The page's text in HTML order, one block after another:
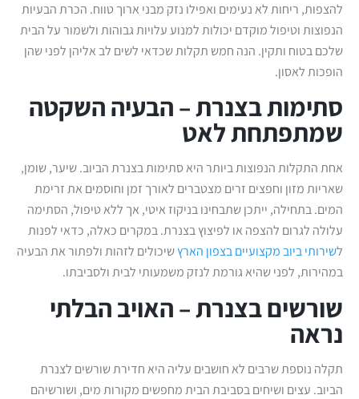
להצפות, ריחות לא נעימים ואפילו נזק מבני ארוך טווח. הכרת הבעיות
הנפוצות וטיפול מוקדם יכולות למנוע עלויות גבוהות ולשמור על הבית
שלכם בטוח ותקין. הנה חמש תקלות שכדאי לשים לב אליהן לפני שהן
הופכות לאסון.
סתימות בצנרת – הבעיה השקטה
שמתפתחת לאט
אחת התקלות הנפוצות ביותר היא סתימות בצנרת הביוב. שיער, שומן,
שאריות מזון וחפצים זרים מצטברים לאורך זמן וחוסמים את זרימת
המים. בתחילה, ייתכן שתבחינו בניקוז איטי, אך ללא טיפול, הסתימה
עלולה לגרום להצפה או לפיצוץ בצנרת. במקרים כאלה, כדאי לפנות
לשירותי ביוב מקצועיים בצפון הארץשיכולים לזהות ולפתור את הבעיה
במהירות, לפני שהיא גורמת לנזק משמעותי לבית ולסביבתו.
שורשים בצנרת – האויב הבלתי
נראה
תקלה נוספת שרבים לא חושבים עליה היא חדירת שורשים לצנרת
הביוב. עצים ושיחים בסביבת הבית מחפשים מקורות מים, ושורשיהם